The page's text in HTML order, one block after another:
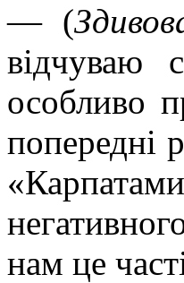
— (
відчуваю
особливо
попередні
нам це